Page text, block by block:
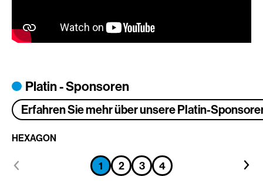
Platin - Sponsoren
Erfahren Sie mehr über unsere Platin-
HEXAGON
Zum
Zum
vorhergehenden
1
Zum
vorhergehenden
2
Zum
vorhergehenden
3
Zum
vorhergehenden
4
Zum